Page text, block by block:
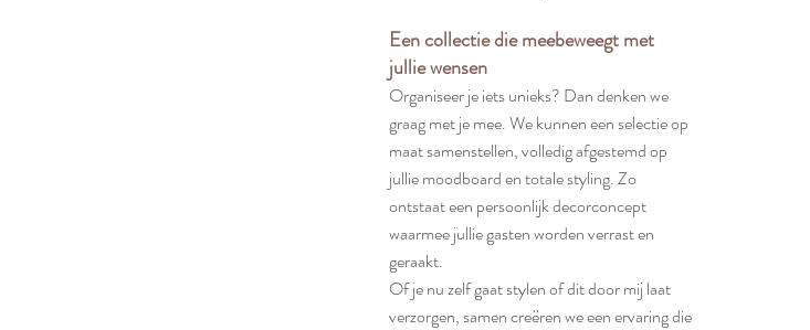
Een collectie die meebeweegt met
jullie wensen
Organiseer je iets unieks? Dan denken we
graag met je mee. We kunnen een selectie op
maat samenstellen, volledig afgestemd op
jullie moodboard en totale styling. Zo
ontstaat een persoonlijk decorconcept
waarmee jullie gasten worden verrast en
geraakt.
Of je nu zelf gaat stylen of dit door mij laat
verzorgen, samen creëren we een ervaring die